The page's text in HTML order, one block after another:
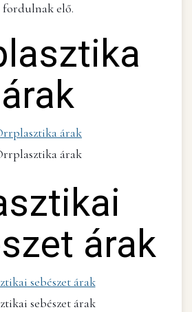
fordulnak elő.
árak
árak
árak
árak
sebészet árak
sebészet árak